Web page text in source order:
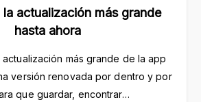
la actualización más grande
hasta ahora
actualización más grande de la app
versión renovada por dentro y por
que guardar, encontrar…